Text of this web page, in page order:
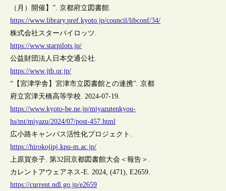
（月）開催】”. 京都府立図書館.
https://www.library.pref.kyoto.jp/council/libconf/34/
株式会社スターパイロッツ.
https://www.starpilots.jp/
公益財団法人日本交通公社.
https://www.jtb.or.jp/
“【宮津学舎】宮津市立図書館との連携”. 京都
府立宮津天橋高等学校. 2024-07-19.
https://www.kyoto-be.ne.jp/miyazutenkyou-
hs/mt/miyazu/2024/07/post-457.html
広小路キャンパス活性化プロジェクト.
https://hirokojipj.kpu-m.ac.jp/
上原賀奈子. 第32回京都図書館大会＜報告＞.
カレントアウェアネス-E. 2024, (471), E2659.
https://current.ndl.go.jp/e2659